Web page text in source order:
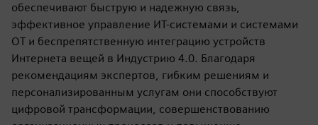
обеспечивают быструю и надежную связь,
эффективное управление ИТ-системами и системами
OT и беспрепятственную интеграцию устройств
Интернета вещей в Индустрию 4.0. Благодаря
рекомендациям экспертов, гибким решениям и
персонализированным услугам они способствуют
цифровой трансформации, совершенствованию